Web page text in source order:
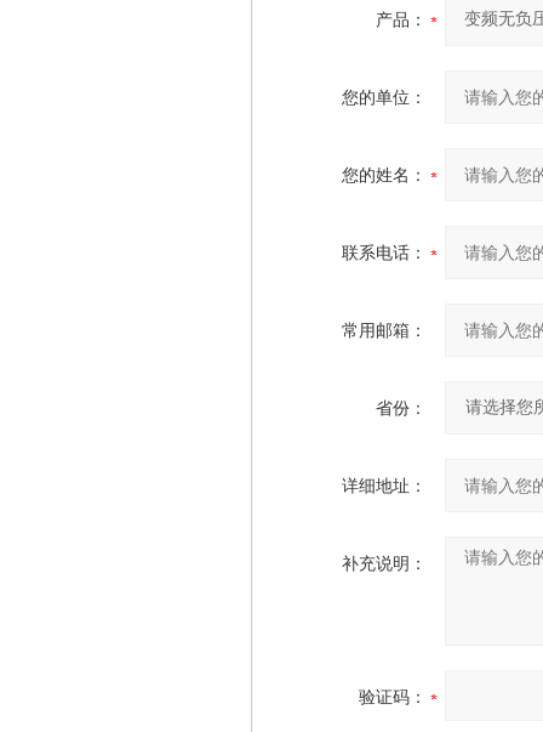
产品：
您的单位：
您的姓名：
联系电话：
常用邮箱：
省份：
详细地址：
补充说明：
验证码：